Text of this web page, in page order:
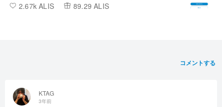
カブIR】
2.67k ALIS 89.29 ALIS
コメントする
KTAG
3年前